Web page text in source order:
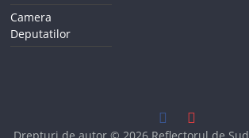
Camera
Deputatilor